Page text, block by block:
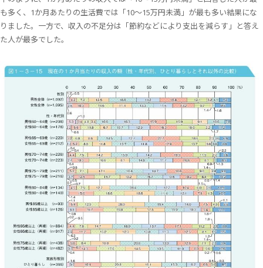
も多く、1か月あたりの生活費では「10～15万円未満」が最も多い結果にな
りました。一方で、収入の不足分は「節約などにより支出を減らす」と答え
た人が最多でした。